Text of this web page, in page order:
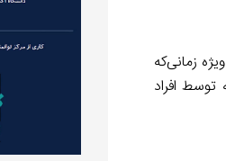
زمانی‌که
افراد